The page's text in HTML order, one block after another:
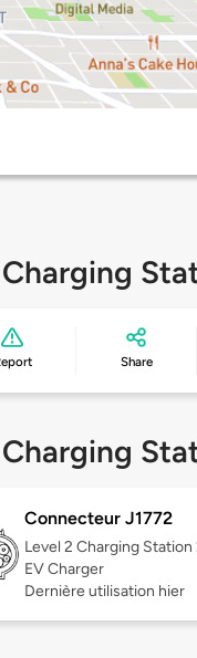
Share
Connecteur J1772
Level 2 Charging
EV Charger
Dernière utilisation hier